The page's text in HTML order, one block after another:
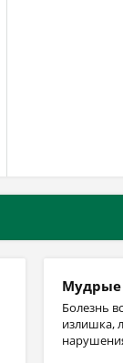
Мудрые
Болезнь
излишка,